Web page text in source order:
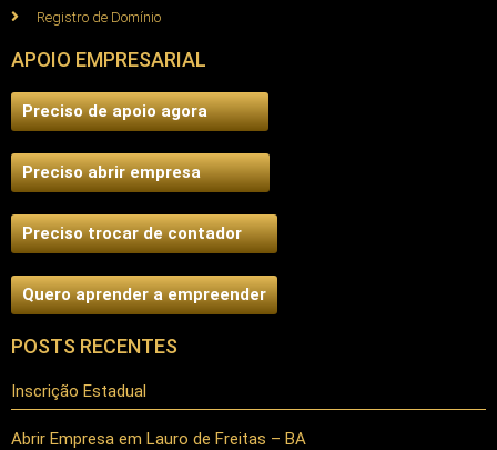
Registro de Domínio
APOIO EMPRESARIAL
Preciso de apoio agora
Preciso abrir empresa
Preciso trocar de contador
Quero aprender a empreender
POSTS RECENTES
Inscrição Estadual
Abrir Empresa em Lauro de Freitas – BA